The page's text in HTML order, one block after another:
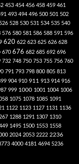
453 454 456 458 459 461
493 494 496 500 501 502
526 528 530 531 534 535 540
576 580 581 586 588 591 596
620 622 623 625 626 628
670 676 682 685 692 696
732 748 750 753 755 756 760
791 793 798 800 805 813
904 910 911 913 914 916
999 1000 1001 1004 1006
1075 1078 1085 1091
1122 1123 1127 1131 1136
1288 1291 1307 1310
1495 1500 1553 1558
2024 2053 2222 2236
4000 4181 4694 5236